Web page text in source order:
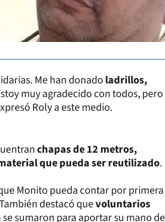
Me han donadoladrillos,
muy agradecido con todos, pero
Roly a este medio.
chapas de 12 metros,
que pueda ser reutilizado.
Monito pueda contar por primera
destacó quevoluntarios
se sumaron para aportar su mano de